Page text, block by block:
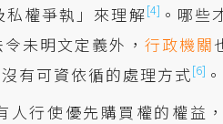
權爭執」來理解[4] 。哪些
未明文定義外， 行政機關
有可資依循的處理方式[6] 。
人行使優先購買權的權益